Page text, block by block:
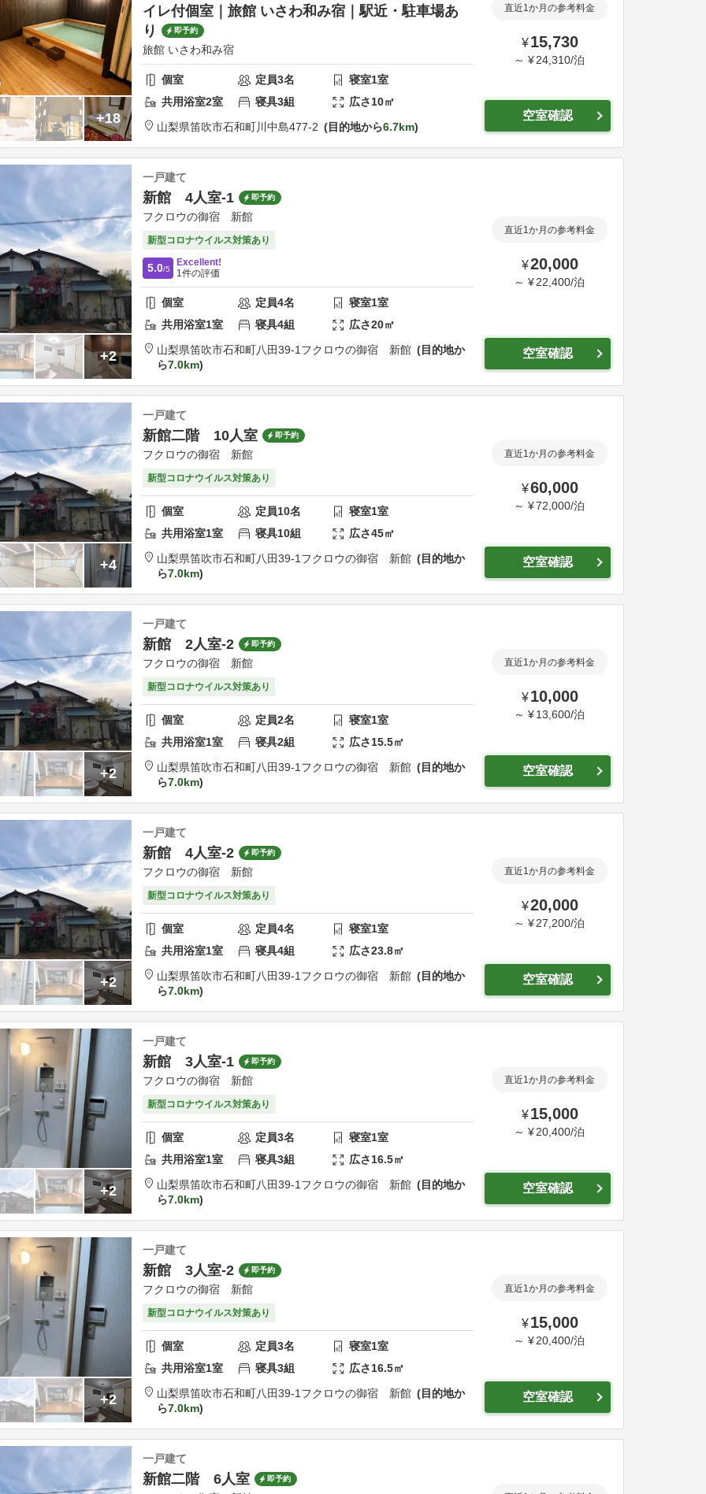
+18
イレ付個室｜旅館 いさわ和み宿｜駅近・駐車場あ
り
即予約
旅館 いさわ和み宿
個室 定員3名 寝室1室
共用浴室2室 寝具3組 広さ10㎡
山梨県笛吹市石和町川中島477-2 目的地から6.7km
直近1か月の参考料金
¥ 15,730
～ ¥ 24,310/泊
空室確認
+2
一戸建て
新館 4人室-1 即予約
フクロウの御宿 新館
新型コロナウイルス対策あり
5.0/5
Excellent!
1 件の評価
個室 定員4名 寝室1室
共用浴室1室 寝具4組 広さ20㎡
山梨県笛吹市石和町八田39-1 フクロウの御宿 新館
目的地か
ら7.0km
直近1か月の参考料金
¥20,000
～ ¥ 22,400/泊
空室確認
+4
一戸建て
新館二階 10人室 即予約
フクロウの御宿 新館
新型コロナウイルス対策あり
個室 定員10名 寝室1室
共用浴室1室 寝具10組 広さ45㎡
山梨県笛吹市石和町八田39-1 フクロウの御宿 新館
目的地か
ら7.0km
直近1か月の参考料金
¥60,000
～ ¥72,000/泊
空室確認
+2
一戸建て
新館 2人室-2 即予約
フクロウの御宿 新館
新型コロナウイルス対策あり
個室 定員2名 寝室1室
共用浴室1室 寝具2組 広さ15.5㎡
山梨県笛吹市石和町八田39-1 フクロウの御宿 新館
目的地か
ら7.0km
直近1か月の参考料金
¥ 10,000
～ ¥ 13,600/泊
空室確認
+2
一戸建て
新館 4人室-2 即予約
フクロウの御宿 新館
新型コロナウイルス対策あり
個室 定員4名 寝室1室
共用浴室1室 寝具4組 広さ23.8㎡
山梨県笛吹市石和町八田39-1 フクロウの御宿 新館
目的地か
ら7.0km
直近1か月の参考料金
¥20,000
～ ¥ 27,200/泊
空室確認
+2
一戸建て
新館 3人室-1 即予約
フクロウの御宿 新館
新型コロナウイルス対策あり
個室 定員3名 寝室1室
共用浴室1室 寝具3組 広さ16.5㎡
山梨県笛吹市石和町八田39-1 フクロウの御宿 新館
目的地か
ら7.0km
直近1か月の参考料金
¥ 15,000
～ ¥ 20,400/泊
空室確認
+2
一戸建て
新館 3人室-2 即予約
フクロウの御宿 新館
新型コロナウイルス対策あり
個室 定員3名 寝室1室
共用浴室1室 寝具3組 広さ16.5㎡
山梨県笛吹市石和町八田39-1 フクロウの御宿 新館
目的地か
ら7.0km
直近1か月の参考料金
¥ 15,000
～ ¥ 20,400/泊
空室確認
一戸建て
新館二階 6人室 即予約